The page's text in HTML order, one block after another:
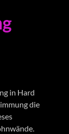
in Hard
die